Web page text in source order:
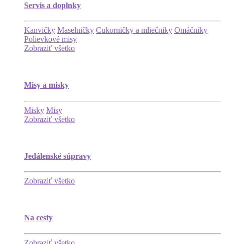
Servis a doplnky
Kanvičky Maselničky Cukorničky a mliečniky Omáčniky
Polievkové misy
Zobraziť všetko
Misy a misky
Misky Misy
Zobraziť všetko
Jedálenské súpravy
Zobraziť všetko
Na cesty